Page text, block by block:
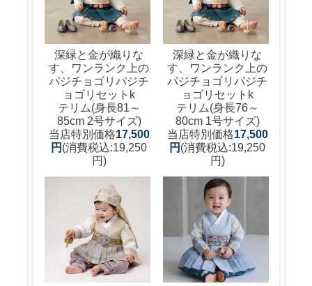
深緑と金が織りな
す、ワンランク上の
パジチョゴリパジチ
ョゴリセットk
テリム(身長81～
85cm 2号サイズ)
当店特別価格17,500
円 (消費税込:19,250
円)
深緑と金が織りな
す、ワンランク上の
パジチョゴリパジチ
ョゴリセットk
テリム(身長76～
80cm 1号サイズ)
当店特別価格17,500
円 (消費税込:19,250
円)